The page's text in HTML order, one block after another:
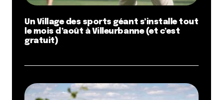
Un Village des sports géant s’installe tout
le mois d’août à Villeurbanne (et c’est
gratuit)